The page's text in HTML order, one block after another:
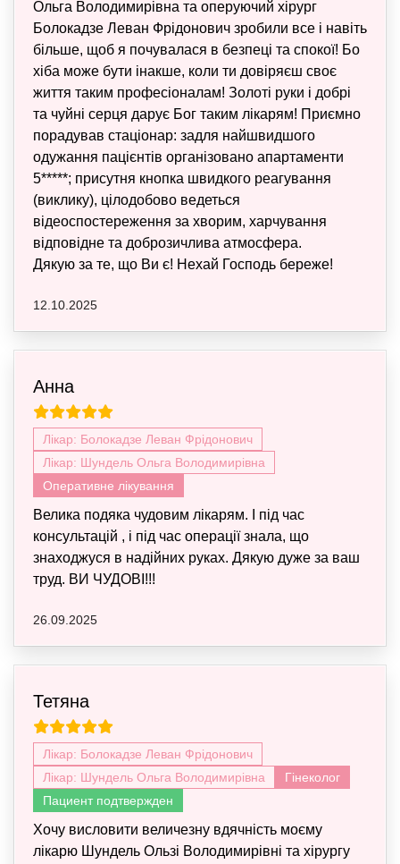
Ольга Володимирівна та оперуючий хірург
Болокадзе Леван Фрідонович зробили все і навіть
більше, щоб я почувалася в безпеці та спокої! Бо
хіба може бути інакше, коли ти довіряєш своє
життя таким професіоналам! Золоті руки і добрі
та чуйні серця дарує Бог таким лікарям! Приємно
порадував стаціонар: задля найшвидшого
одужання пацієнтів організовано апартаменти
5*****; присутня кнопка швидкого реагування
(виклику), цілодобово ведеться
відеоспостереження за хворим, харчування
відповідне та доброзичлива атмосфера.
Дякую за те, що Ви є! Нехай Господь береже!
12.10.2025
Анна
Лікар: Болокадзе Леван Фрідонович
Лікар: Шундель Ольга Володимирівна
Оперативне лікування
Велика подяка чудовим лікарям. І під час
консультацій , і під час операції знала, що
знаходжуся в надійних руках. Дякую дуже за ваш
труд. ВИ ЧУДОВІ!!!
26.09.2025
Тетяна
Лікар: Болокадзе Леван Фрідонович
Лікар: Шундель Ольга Володимирівна
Гінеколог
Пациент подтвержден
Хочу висловити величезну вдячність моєму
лікарю Шундель Ользі Володимирівні та хірургу